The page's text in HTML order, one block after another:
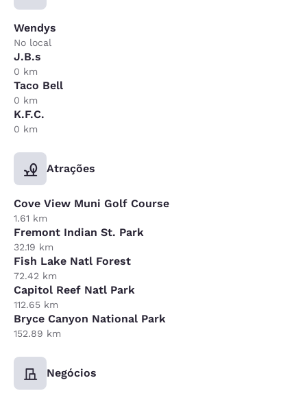
Wendys
No local
J.B.s
0 km
Taco Bell
0 km
K.F.C.
0 km
Atrações
Cove View Muni Golf Course
1.61 km
Fremont Indian St. Park
32.19 km
Fish Lake Natl Forest
72.42 km
Capitol Reef Natl Park
112.65 km
Bryce Canyon National Park
152.89 km
Negócios